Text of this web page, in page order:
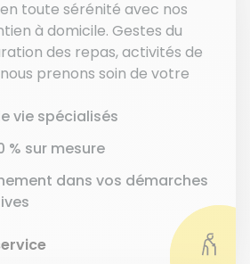
toute sérénité avec nos
à domicile. Gestes du
des repas, activités de
prenons soin de votre
vie spécialisés
% sur mesure
dans vos démarches